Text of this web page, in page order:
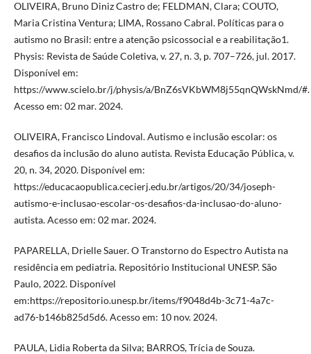
OLIVEIRA, Bruno Diniz Castro de; FELDMAN, Clara; COUTO,
Maria Cristina Ventura; LIMA, Rossano Cabral. Políticas para o
autismo no Brasil: entre a atenção psicossocial e a reabilitação1.
Physis: Revista de Saúde Coletiva, v. 27, n. 3, p. 707–726, jul. 2017.
Disponível em:
https://www.scielo.br/j/physis/a/BnZ6sVKbWM8j55qnQWskNmd/#.
Acesso em: 02 mar. 2024.
OLIVEIRA, Francisco Lindoval. Autismo e inclusão escolar: os
desafios da inclusão do aluno autista. Revista Educação Pública, v.
20, n. 34, 2020. Disponível em:
https://educacaopublica.cecierj.edu.br/artigos/20/34/joseph-
autismo-e-inclusao-escolar-os-desafios-da-inclusao-do-aluno-
autista. Acesso em: 02 mar. 2024.
PAPARELLA, Drielle Sauer. O Transtorno do Espectro Autista na
residência em pediatria. Repositório Institucional UNESP. São
Paulo, 2022. Disponível
em:https://repositorio.unesp.br/items/f9048d4b-3c71-4a7c-
ad76-b146b825d5d6. Acesso em: 10 nov. 2024.
PAULA, Lidia Roberta da Silva; BARROS, Trícia de Souza.